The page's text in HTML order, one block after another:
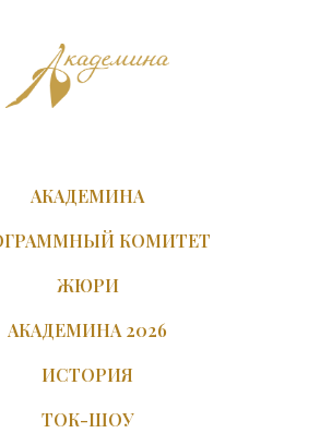
АКАДЕМИНА
КОМИТЕТ
ЖЮРИ
АКАДЕМИНА 2026
ИСТОРИЯ
ТОК-ШОУ